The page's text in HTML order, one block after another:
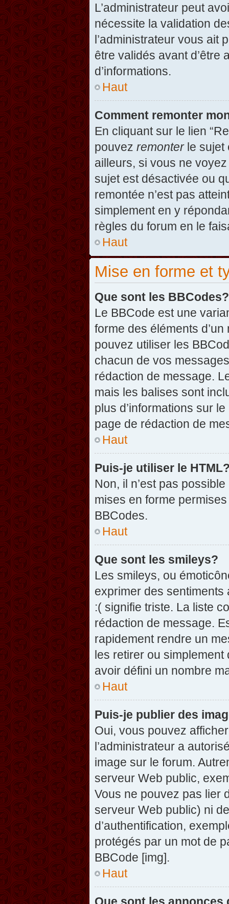
L’administrateur peut
nécessite la validation
l’administrateur vous ait
être validés avant d’être
d’informations.
Haut
Comment remonter
En cliquant sur le lien
pouvez remonterle sujet
ailleurs, si vous ne
sujet est désactivée ou
remontée n’est pas
simplement en y
règles du forum en le
Haut
Mise en forme et
Que sont les BBCodes?
Le BBCode est une
forme des éléments
pouvez utiliser les
chacun de vos
rédaction de message.
mais les balises sont
plus d’informations sur
page de rédaction de
Haut
Puis-je utiliser le
Non, il n’est pas
mises en forme
BBCodes.
Haut
Que sont les smileys?
Les smileys, ou
exprimer des
:( signifie triste. La liste
rédaction de message.
rapidement rendre un
les retirer ou simplement
avoir défini un nombre
Haut
Puis-je publier des
Oui, vous pouvez
l’administrateur a
image sur le forum.
serveur Web public,
Vous ne pouvez pas lier
serveur Web public) ni
d’authentification,
protégés par un mot de
BBCode [img].
Haut
Que sont les annonces